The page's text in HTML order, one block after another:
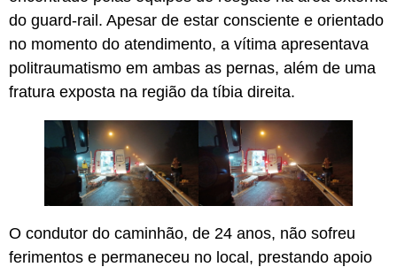
do guard-rail. Apesar de estar consciente e orientado
no momento do atendimento, a vítima apresentava
politraumatismo em ambas as pernas, além de uma
fratura exposta na região da tíbia direita.
O condutor do caminhão, de 24 anos, não sofreu
ferimentos e permaneceu no local, prestando apoio